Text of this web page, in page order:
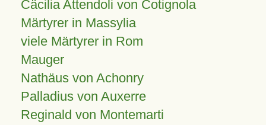
Cäcilia Attendoli von Cotignola
Märtyrer in Massylia
viele Märtyrer in Rom
Mauger
Nathäus von Achonry
Palladius von Auxerre
Reginald von Montemarti